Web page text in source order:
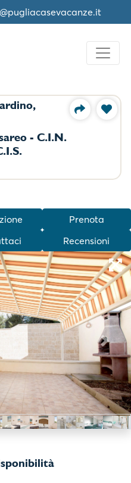
- C.I.N.
Prenota
Recensioni
Next